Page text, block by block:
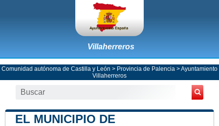
Villaherreros
Comunidad autónoma de Castilla y León > Provincia de Palencia >Ayuntamiento
Villaherreros
EL MUNICIPIO DE